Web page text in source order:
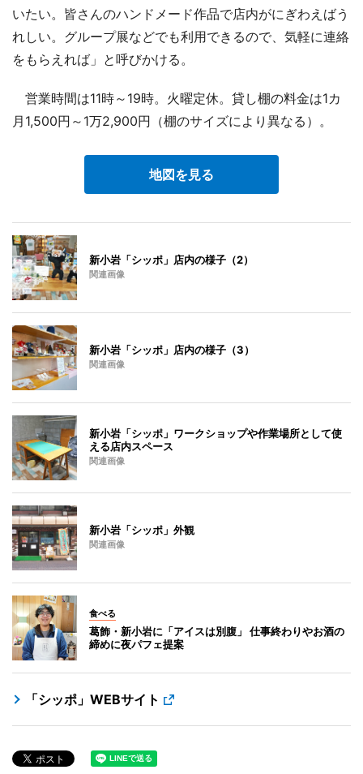
いたい。皆さんのハンドメード作品で店内がにぎわえばう
れしい。グループ展などでも利用できるので、気軽に連絡
をもらえれば」と呼びかける。
営業時間は11時～19時。火曜定休。貸し棚の料金は1カ
月1,500円～1万2,900円（棚のサイズにより異なる）。
地図を見る
新小岩「シッポ」店内の様子（2）
関連画像
新小岩「シッポ」店内の様子（3）
関連画像
新小岩「シッポ」ワークショップや作業場所として使
える店内スペース
関連画像
新小岩「シッポ」外観
関連画像
食べる
葛飾・新小岩に「アイスは別腹」 仕事終わりやお酒の
締めに夜パフェ提案
「シッポ」WEBサイト